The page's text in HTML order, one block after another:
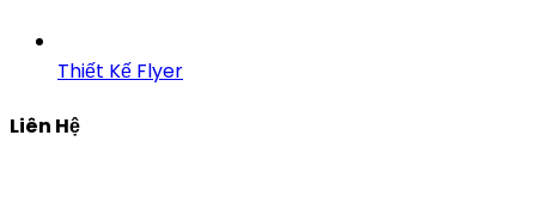
Thiết Kế Flyer
Liên Hệ